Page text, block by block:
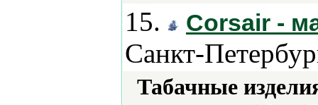
15. Corsair -
Санкт-
Табачные